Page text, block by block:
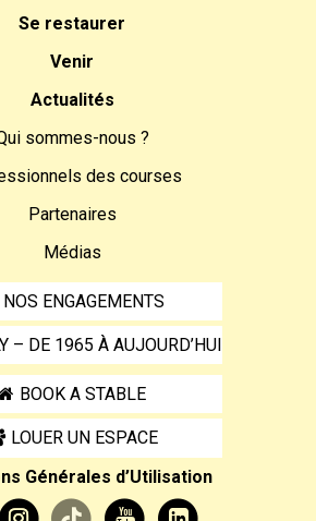
Se restaurer
Venir
Actualités
sommes-nous ?
des courses
Partenaires
Médias
NOS ENGAGEMENTS
– DE 1965 À AUJOURD’HUI
BOOK A STABLE
LOUER UN ESPACE
Générales d’Utilisation